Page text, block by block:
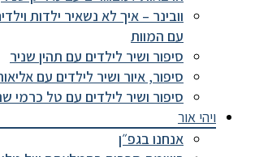
וובינר – איך לא נשאיר ילדות
עם המוות
סיפור ושיר לילדים עם תהין שניר
סיפור, איור ושיר לילדים עם
סיפור ושיר לילדים עם טל כרמי
ויהי אור
אנחנו בגפ״ן